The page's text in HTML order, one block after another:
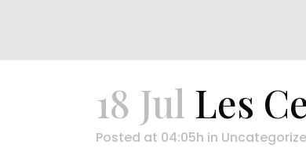
18 Jul Les
Posted at 04:05h in